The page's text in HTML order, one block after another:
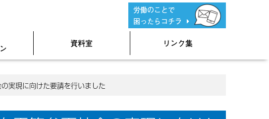
労働のことで
困ったらコチラ
資料室 リンク集
実現に向けた要請を行いました